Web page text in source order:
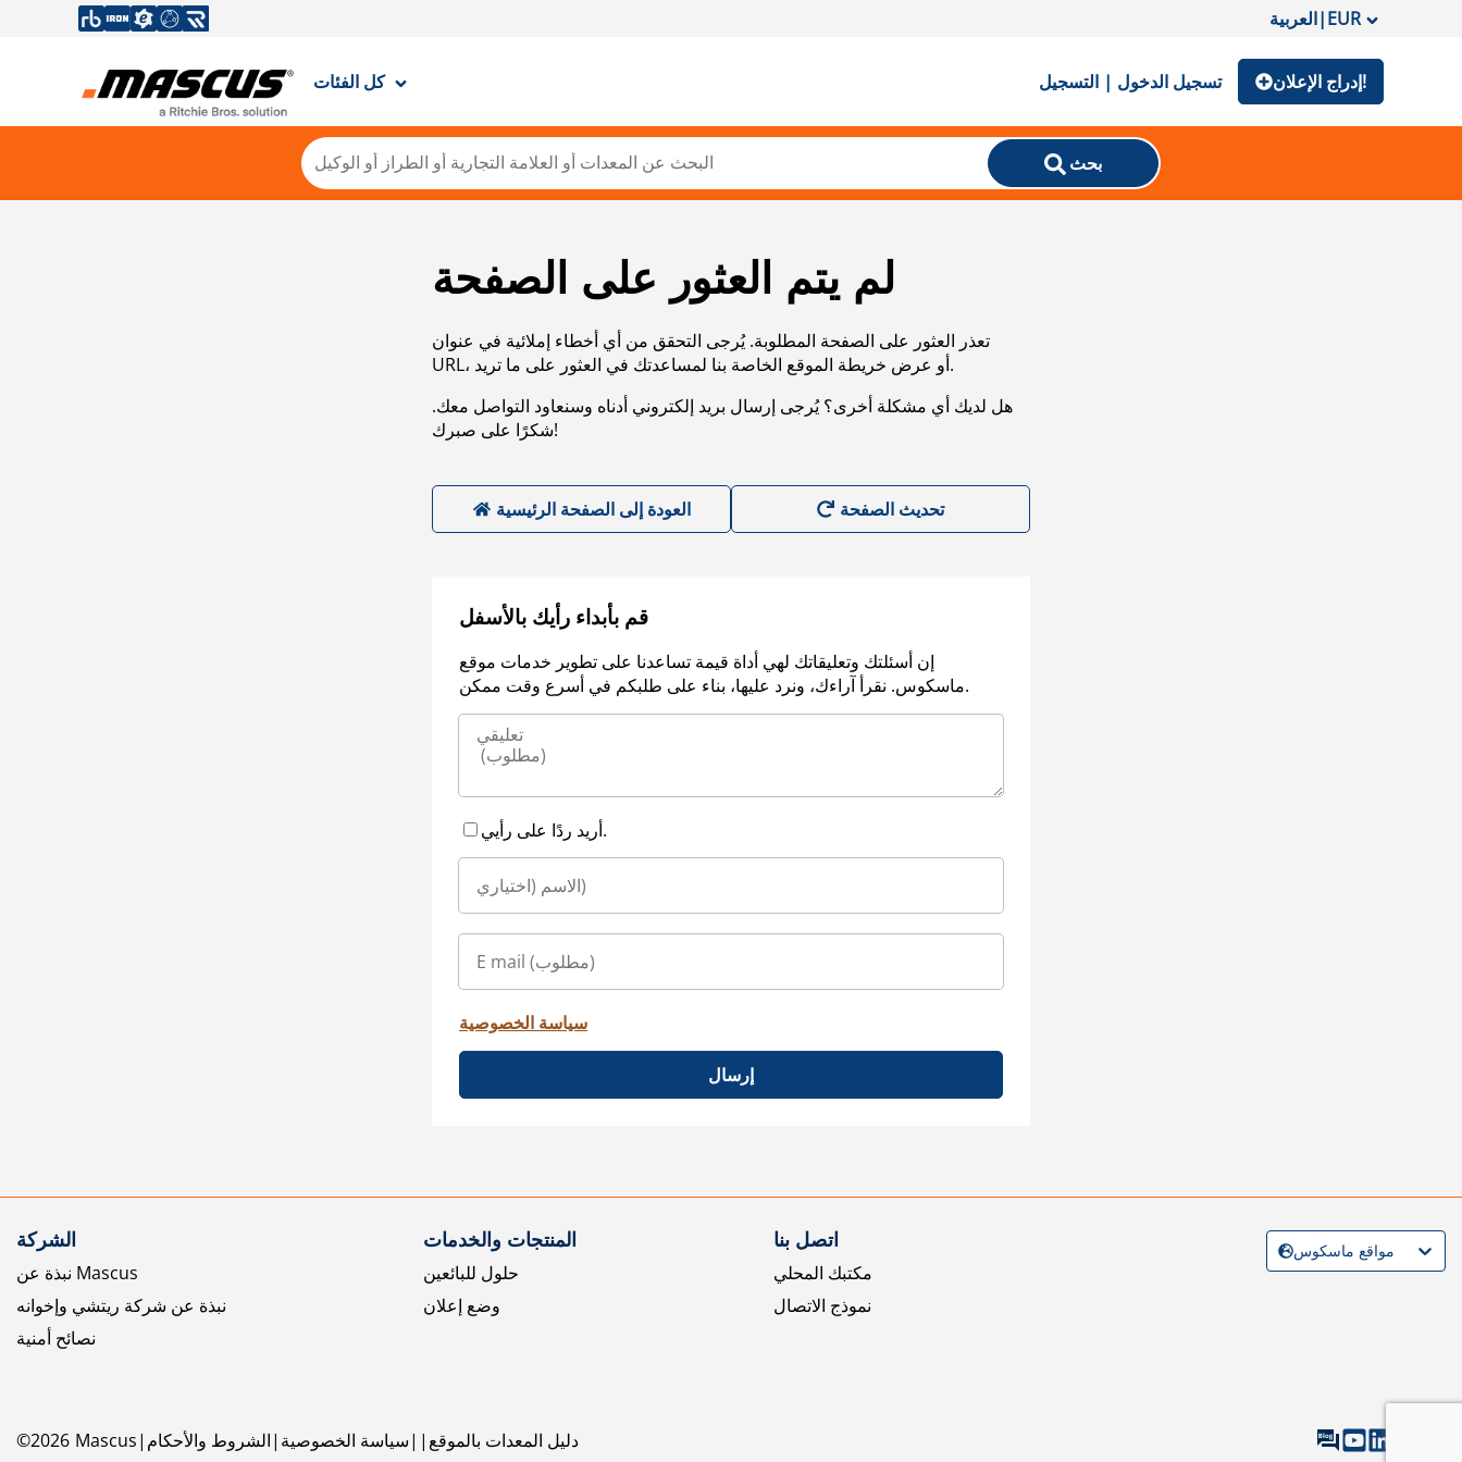
العربية|EUR
كل الفئات تسجيل الدخول | التسجيل إدراج الإعلان!
بحث
لم يتم العثور على الصفحة
تعذر العثور على الصفحة المطلوبة. يُرجى التحقق من أي أخطاء إملائية في عنوان
URL، أو عرض خريطة الموقع الخاصة بنا لمساعدتك في العثور على ما تريد.
هل لديك أي مشكلة أخرى؟ يُرجى إرسال بريد إلكتروني أدناه وسنعاود التواصل معك.
شكرًا على صبرك!
العودة إلى الصفحة الرئيسية
قم بأبداء رأيك بالأسفل
إن أسئلتك وتعليقاتك لهي أداة قيمة تساعدنا على تطوير خدمات موقع
ماسكوس. نقرأ آراءك، ونرد عليها، بناء على طلبكم في أسرع وقت ممكن.
أريد ردًا على رأيي.
سياسة الخصوصية
إرسال
الشركة
نبذة عن Mascus
نبذة عن شركة ريتشي وإخوانه
نصائح أمنية
المنتجات والخدمات
حلول للبائعين
وضع إعلان
اتصل بنا
مكتبك المحلي
نموذج الاتصال
©2026 Mascus الشروط والأحكام سياسة الخصوصية دليل المعدات بالموقع
مواقع ماسكوس